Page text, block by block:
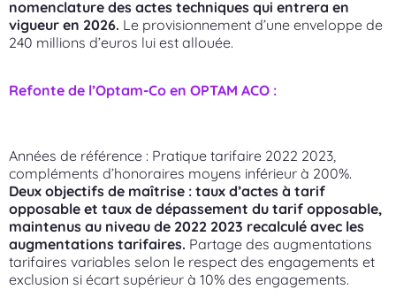
nomenclature des actes techniques qui entrera en
vigueur en 2026. Le provisionnement d’une enveloppe de
240 millions d’euros lui est allouée.
Refonte de l’Optam-Co en OPTAM ACO :
Années de référence : Pratique tarifaire 2022 2023,
compléments d’honoraires moyens inférieur à 200%.
Deux objectifs de maîtrise : taux d’actes à tarif
opposable et taux de dépassement du tarif opposable,
maintenus au niveau de 2022 2023 recalculé avec les
augmentations tarifaires. Partage des augmentations
tarifaires variables selon le respect des engagements et
exclusion si écart supérieur à 10% des engagements.